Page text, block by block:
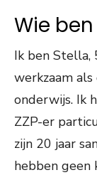
Wie
Ik ben Stella,
werkzaam
onderwijs. Ik
ZZP-er
zijn 20 jaar
hebben geen